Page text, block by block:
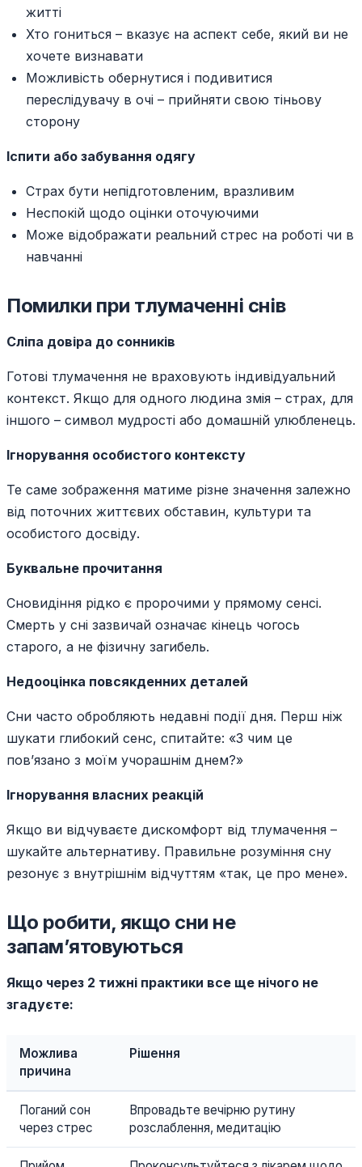
житті
Хто гониться – вказує на аспект себе, який ви не
хочете визнавати
Можливість обернутися і подивитися
переслідувачу в очі – прийняти свою тіньову
сторону
Іспити або забування одягу
Страх бути непідготовленим, вразливим
Неспокій щодо оцінки оточуючими
Може відображати реальний стрес на роботі чи в
навчанні
Помилки при тлумаченні снів
Сліпа довіра до сонників
Готові тлумачення не враховують індивідуальний
контекст. Якщо для одного людина змія – страх, для
іншого – символ мудрості або домашній улюбленець.
Ігнорування особистого контексту
Те саме зображення матиме різне значення залежно
від поточних життєвих обставин, культури та
особистого досвіду.
Буквальне прочитання
Сновидіння рідко є пророчими у прямому сенсі.
Смерть у сні зазвичай означає кінець чогось
старого, а не фізичну загибель.
Недооцінка повсякденних деталей
Сни часто обробляють недавні події дня. Перш ніж
шукати глибокий сенс, спитайте: «З чим це
пов’язано з моїм учорашнім днем?»
Ігнорування власних реакцій
Якщо ви відчуваєте дискомфорт від тлумачення –
шукайте альтернативу. Правильне розуміння сну
резонує з внутрішнім відчуттям «так, це про мене».
Що робити, якщо сни не
запам’ятовуються
Якщо через 2 тижні практики все ще нічого не
згадуєте:
Можлива
причина
Рішення
Поганий сон
через стрес
Впровадьте вечірню рутину
розслаблення, медитацію